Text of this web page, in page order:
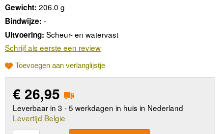
Gewicht: 206.0 g
Bindwijze: -
Uitvoering: Scheur- en watervast
Schrijf als eerste een review
Toevoegen aan verlanglijstje
€ 26,95
Leverbaar in 3 - 5 werkdagen in huis in Nederland
Levertijd Belgie